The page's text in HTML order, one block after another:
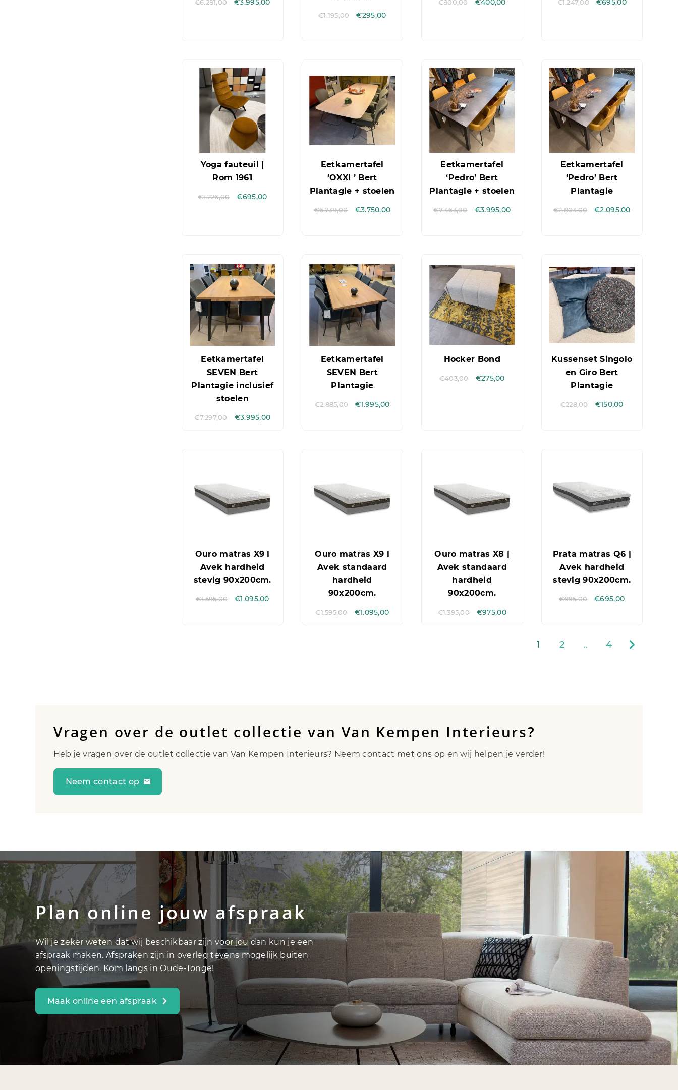
€6.281,00 €3.995,00
€1.195,00 €295,00
€800,00 €400,00 €1.247,00 €695,00
Yoga fauteuil |
Rom 1961
€1.226,00 €695,00
Eetkamertafel
‘OXXI ’ Bert
Plantagie + stoelen
€6.739,00 €3.750,00
Eetkamertafel
‘Pedro’ Bert
Plantagie + stoelen
€7.463,00 €3.995,00
Eetkamertafel
‘Pedro’ Bert
Plantagie
€2.803,00 €2.095,00
Eetkamertafel
SEVEN Bert
Plantagie inclusief
stoelen
€7.297,00 €3.995,00
Eetkamertafel
SEVEN Bert
Plantagie
€2.885,00 €1.995,00
Hocker Bond
€403,00 €275,00
Kussenset Singolo
en Giro Bert
Plantagie
€228,00 €150,00
Ouro matras X9 l
Avek hardheid
stevig 90x200cm.
€1.595,00 €1.095,00
Ouro matras X9 l
Avek standaard
hardheid
90x200cm.
€1.595,00 €1.095,00
Ouro matras X8 |
Avek standaard
hardheid
90x200cm.
€1.395,00 €975,00
Prata matras Q6 |
Avek hardheid
stevig 90x200cm.
€995,00 €695,00
1 2 .. 4
Vragen over de outlet collectie van Van Kempen Interieurs?
Heb je vragen over de outlet collectie van Van Kempen Interieurs? Neem contact met ons op en wij helpen je verder!
Neem contact op
Plan online jouw afspraak
Wil je zeker weten dat wij beschikbaar zijn voor jou dan kun je een
afspraak maken. Afspraken zijn in overleg tevens mogelijk buiten
openingstijden. Kom langs in Oude-Tonge!
Maak online een afspraak